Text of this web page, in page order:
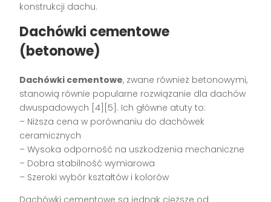
konstrukcji dachu.
Dachówki cementowe
(betonowe)
Dachówki cementowe, zwane również betonowymi,
stanowią równie popularne rozwiązanie dla dachów
dwuspadowych [4][5]. Ich główne atuty to:
– Niższa cena w porównaniu do dachówek
ceramicznych
– Wysoka odporność na uszkodzenia mechaniczne
– Dobra stabilność wymiarowa
– Szeroki wybór kształtów i kolorów